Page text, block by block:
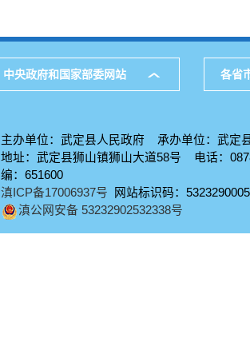
中央政府和国家部委网站 各省
主办单位：武定县人民政府 承办单位：武定
地址：武定县狮山镇狮山大道58号 电话：
编：651600
滇ICP备17006937号 网站标识码：5323290005
滇公网安备 53232902532338号